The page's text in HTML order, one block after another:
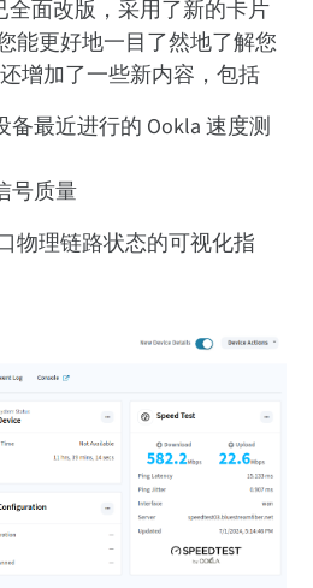
面改版，采用了新的卡片
能更好地一目了然地了解您
增加了一些新内容，包括
备最近进行的 Ookla 速度测
号质量
物理链路状态的可视化指